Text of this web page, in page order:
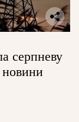
серпневу